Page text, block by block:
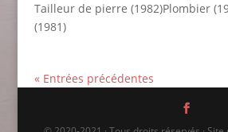
Tailleur de pierre (1982)Plombier
(1981)
« Entrées précédentes